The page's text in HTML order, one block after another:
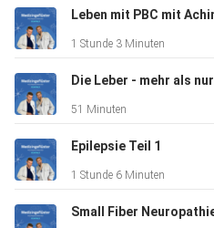
Hoffentlich habt ihr genauso
wir beim
einer
1 Stunde 3 Minuten
51 Minuten
Epilepsie Teil 1
1 Stunde 6 Minuten
Small Fiber